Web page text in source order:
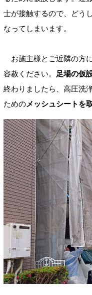
士が接触するので、どう
なってしまいます。
お施主様とご近隣の方
容赦ください。
足場の仮
終わりましたら、高圧洗
ためのメッシュシートを